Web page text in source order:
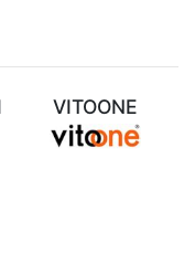
VITOONE